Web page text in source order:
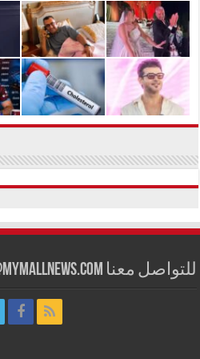
للتواصل معنا info@mymallnews.com